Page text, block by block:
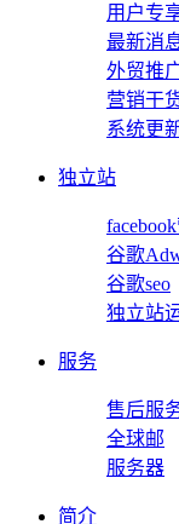
用户专
最新消
外贸推
营销干
系统更
独立站
谷歌
谷歌seo
独立站
服务
售后服
全球邮
服务器
简介